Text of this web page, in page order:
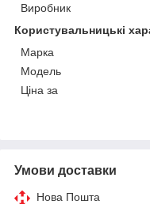
Виробник
Користувальницькі
Марка
Мoдель
Ціна за
Умови доставки
Нова Пошта